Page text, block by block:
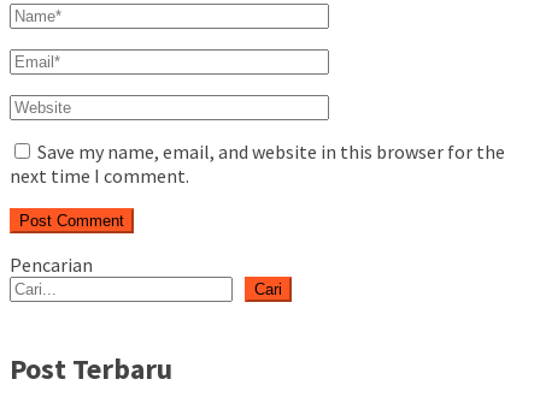
Save my name, email, and website in this browser for the
next time I comment.
Pencarian
Cari
Post Terbaru